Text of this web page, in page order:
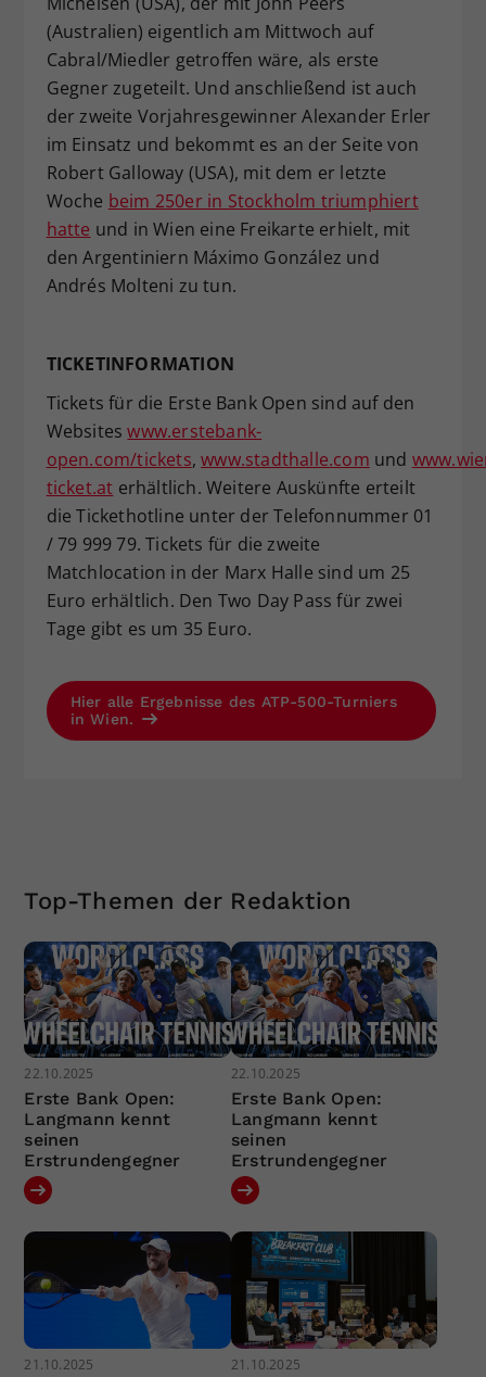
(Australien) eigentlich am Mittwoch auf
Cabral/Miedler getroffen wäre, als erste
Gegner zugeteilt. Und anschließend ist auch
der zweite Vorjahresgewinner Alexander Erler
im Einsatz und bekommt es an der Seite von
Robert Galloway (USA), mit dem er letzte
Woche beim 250er in Stockholm triumphiert
hatte und in Wien eine Freikarte erhielt, mit
den Argentiniern Máximo González und
Andrés Molteni zu tun.
TICKETINFORMATION
Tickets für die Erste Bank Open sind auf den
Websiteswww.erstebank-
open.com/tickets,www.stadthalle.com und
ticket.at erhältlich. Weitere Auskünfte erteilt
die Tickethotline unter der Telefonnummer 01
/ 79 999 79. Tickets für die zweite
Matchlocation in der Marx Halle sind um 25
Euro erhältlich. Den Two Day Pass für zwei
Tage gibt es um 35 Euro.
Hier alle Ergebnisse des ATP-500-Turniers
in Wien.
Top-Themen der Redaktion
22.10.2025
Erste Bank Open:
Langmann kennt
seinen
Erstrundengegner
22.10.2025
Erste Bank Open:
Langmann kennt
seinen
Erstrundengegner
21.10.2025 21.10.2025